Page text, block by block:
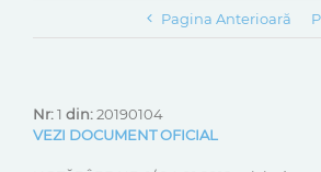
Pagina Anterioară
Nr:1 din:20190104
VEZI DOCUMENT OFICIAL